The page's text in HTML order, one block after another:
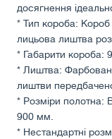
досягнення
* Тип короба: Короб
лицьова лиштва
* Габарити короба:
* Лиштва:
лиштви
* Розміри полотна:
900 мм.
* Нестандартні